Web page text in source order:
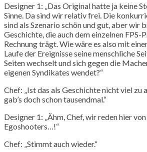
Designer 1: „Das Original hatte ja keine
Sinne. Da sind wir relativ frei. Die
sind als Szenario schön und gut, aber wir
Geschichte, die auch dem einzelnen FPS-
Rechnung trägt. Wie wäre es also mit
Laufe der Ereignisse seine menschliche
Seiten wechselt und sich gegen die
eigenen Syndikates wendet?“
Chef: „Ist das als Geschichte nicht viel zu
gab’s doch schon tausendmal.“
Designer 1: „Ähm, Chef, wir reden hier
Egoshooters…!“
Chef: „Stimmt auch wieder.“